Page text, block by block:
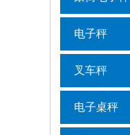
电子秤
叉车秤
电子桌秤